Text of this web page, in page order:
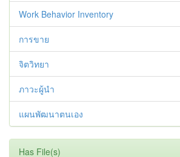
Work Behavior Inventory
การขาย
จิตวิทยา
ภาวะผู้นำ
แผนพัฒนาตนเอง
Has File(s)